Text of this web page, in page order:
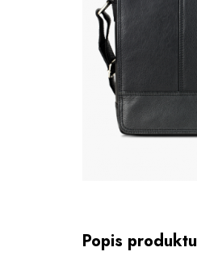
Popis produktu